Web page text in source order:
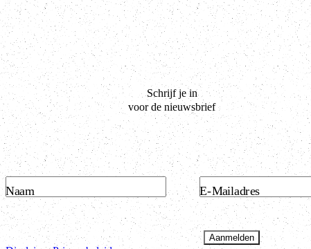
Schrijf je in
voor de nieuwsbrief
Naam E-Mailadres
Aanmelden